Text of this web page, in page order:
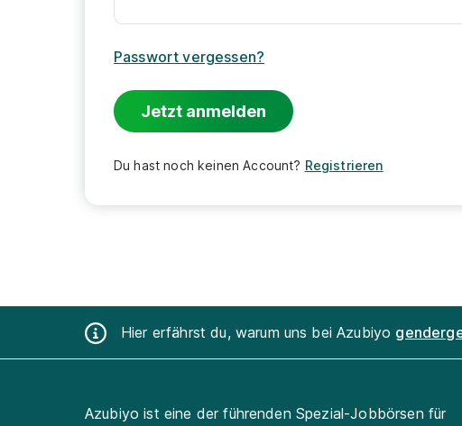
Passwort vergessen?
Jetzt anmelden
Du hast noch keinen Account? Registrieren
Hier erfährst du, warum uns bei Azubiyo
Azubiyo ist eine der führenden Spezial-Jobbörsen für